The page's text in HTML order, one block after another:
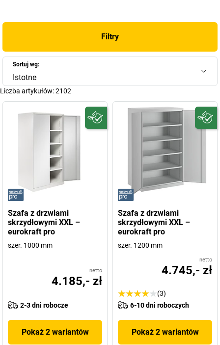
Filtry
Sortuj wg:
Istotne
Liczba artykułów:2102
Szafa z drzwiami
skrzydłowymi XXL –
eurokraft pro
szer. 1000 mm
netto
4.185,- zł
2-3 dni robocze
Pokaż 2 wariantów
Szafa z drzwiami
skrzydłowymi XXL –
eurokraft pro
szer. 1200 mm
netto
4.745,- zł
(3)
6-10 dni roboczych
Pokaż 2 wariantów